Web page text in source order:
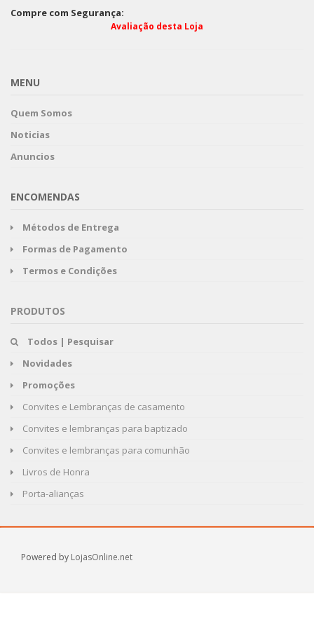
Compre com Segurança:
Avaliação desta Loja
MENU
Quem Somos
Noticias
Anuncios
ENCOMENDAS
Métodos de Entrega
Formas de Pagamento
Termos e Condições
PRODUTOS
Todos | Pesquisar
Novidades
Promoções
Convites e Lembranças de casamento
Convites e lembranças para baptizado
Convites e lembranças para comunhão
Livros de Honra
Porta-alianças
Powered by LojasOnline.net